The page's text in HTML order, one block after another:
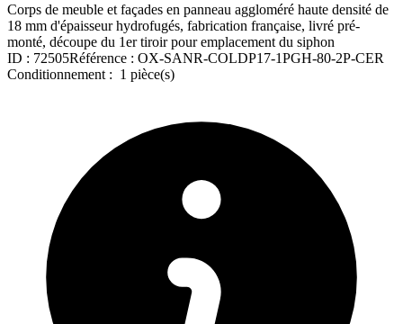
Corps de meuble et façades en panneau aggloméré haute densité de
18 mm d'épaisseur hydrofugés, fabrication française, livré pré-
monté, découpe du 1er tiroir pour emplacement du siphon
ID : 72505Référence : OX-SANR-COLDP17-1PGH-80-2P-CER
Conditionnement : 1 pièce(s)